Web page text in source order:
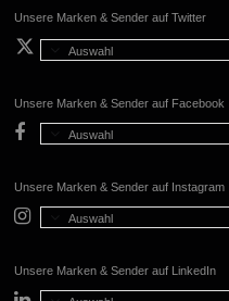
Unsere Marken & Sender auf Twitter
Auswahl
Unsere Marken & Sender auf Facebook
Auswahl
Unsere Marken & Sender auf Instagram
Auswahl
Unsere Marken & Sender auf LinkedIn